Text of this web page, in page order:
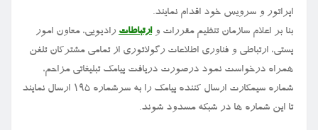
اپراتور و سرویس خود اقدام نمایند.
بنا بر اعلام سازمان تنظیم مقررات وارتباطات رادیویی، معاون امور
پستی، ارتباطی و فناوری اطلاعات رگولاتوری از تمامی مشترکان تلفن
همراه درخواست نمود درصورت دریافت پیامک تبلیغاتی مزاحم،
شماره سیمکارت ارسال کننده پیامک را به سرشماره ۱۹۵ ارسال نمایند
تا این شماره ها در شبکه مسدود شوند.